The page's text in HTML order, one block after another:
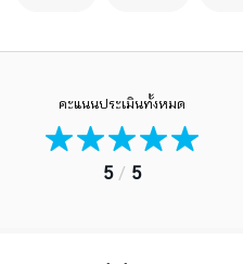
คะแนนประเมินทั้งหมด
5/ 5